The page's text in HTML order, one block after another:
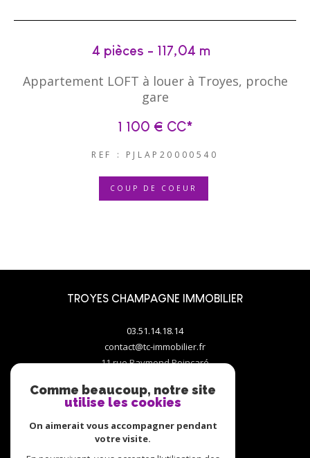
4 pièces - 117,04 m²
Appartement LOFT à louer à Troyes, proche
gare
1 100 € CC*
REF : PJLAP20000540
COUP DE COEUR
TROYES CHAMPAGNE IMMOBILIER
03.51.14.18.14
contact@tc-immobilier.fr
11 rue Raymond Poincaré
Comme beaucoup, notre site
utilise les cookies
On aimerait vous accompagner pendant
votre visite.